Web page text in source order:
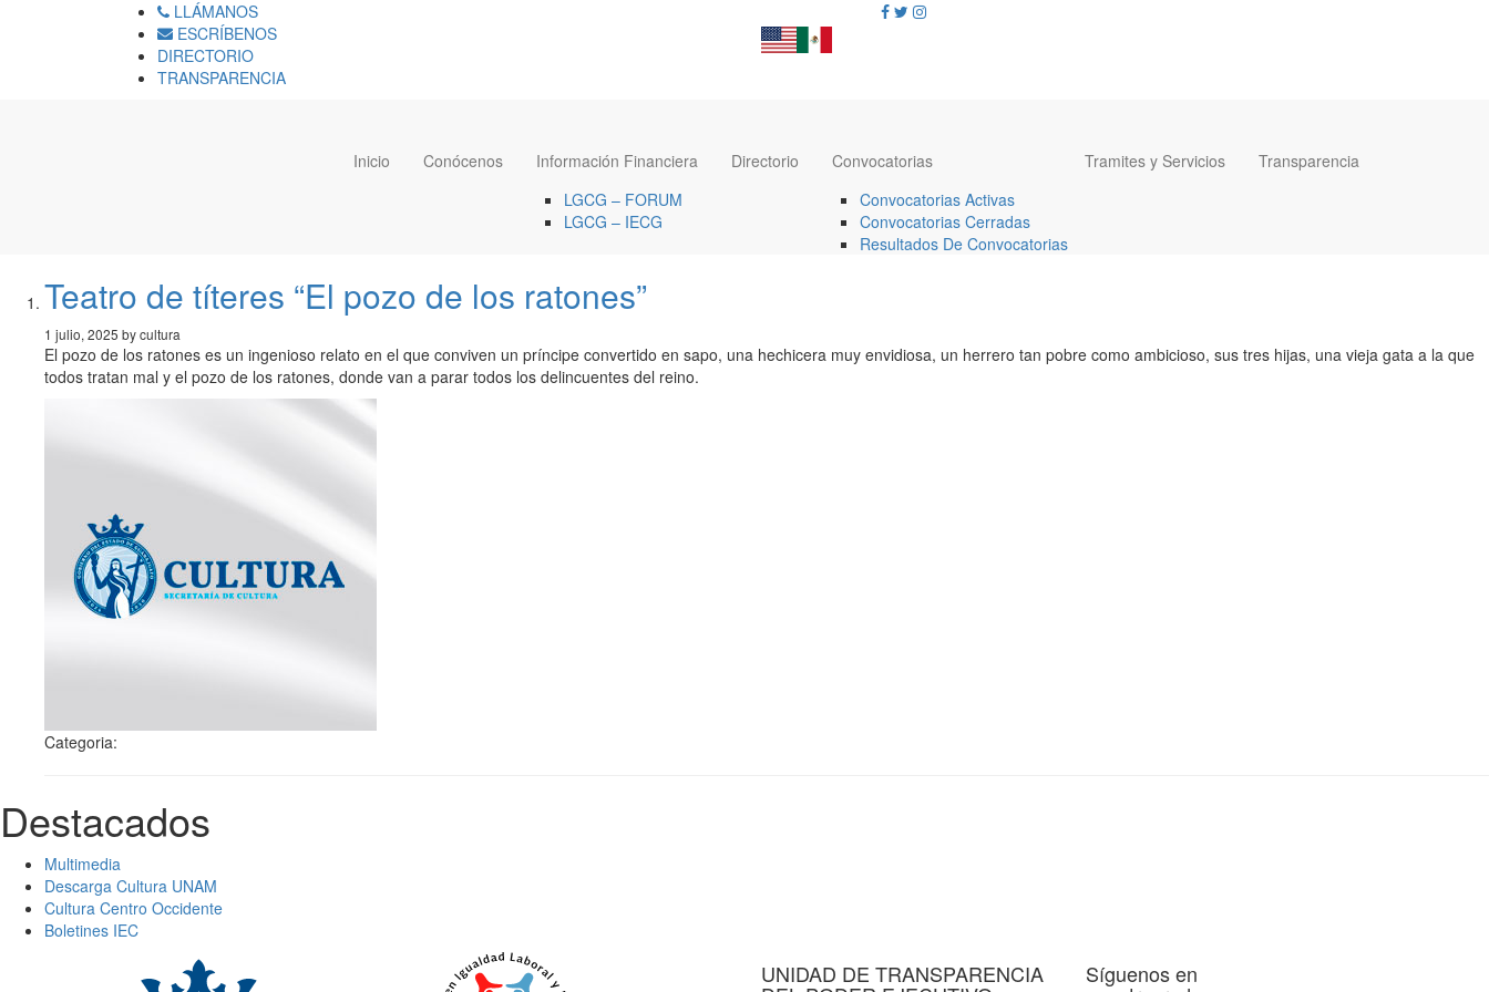
LLÁMANOS
ESCRÍBENOS
DIRECTORIO
TRANSPARENCIA
Inicio Conócenos
Información Financiera
LGCG – FORUM
LGCG – IECG
Directorio
Convocatorias
Convocatorias Activas
Convocatorias Cerradas
Resultados De Convocatorias
Tramites y Servicios Transparencia
Teatro de títeres “El pozo de los ratones”
1 julio, 2025 by cultura
El pozo de los ratones es un ingenioso relato en el que conviven un príncipe convertido en sapo, una hechicera muy envidiosa, un herrero tan pobre como ambicioso, sus tres hijas, una vieja gata a la que
todos tratan mal y el pozo de los ratones, donde van a parar todos los delincuentes del reino.
Categoria:
Destacados
Multimedia
Descarga Cultura UNAM
Cultura Centro Occidente
Boletines IEC
UNIDAD DE TRANSPARENCIA Síguenos en